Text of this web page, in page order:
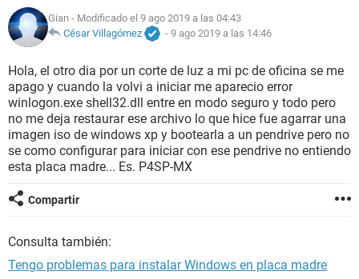
Gian - Modificado el 9 ago 2019 a las 04:43
César Villagómez
- 9 ago 2019 a las 14:46
Hola, el otro dia por un corte de luz a mi pc de oficina se me
apago y cuando la volvi a iniciar me aparecio error
winlogon.exe shell32.dll entre en modo seguro y todo pero
no me deja restaurar ese archivo lo que hice fue agarrar una
imagen iso de windows xp y bootearla a un pendrive pero no
se como configurar para iniciar con ese pendrive no entiendo
esta placa madre... Es. P4SP-MX
Compartir
Consulta también:
Tengo problemas para instalar Windows en placa madre